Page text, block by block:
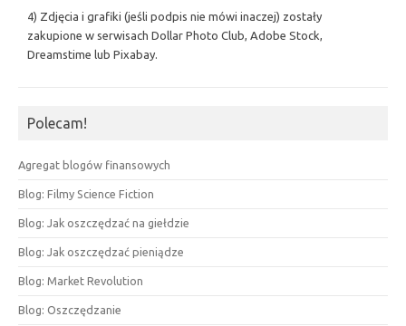
4) Zdjęcia i grafiki (jeśli podpis nie mówi inaczej) zostały
zakupione w serwisach Dollar Photo Club, Adobe Stock,
Dreamstime lub Pixabay.
Polecam!
Agregat blogów finansowych
Blog: Filmy Science Fiction
Blog: Jak oszczędzać na giełdzie
Blog: Jak oszczędzać pieniądze
Blog: Market Revolution
Blog: Oszczędzanie